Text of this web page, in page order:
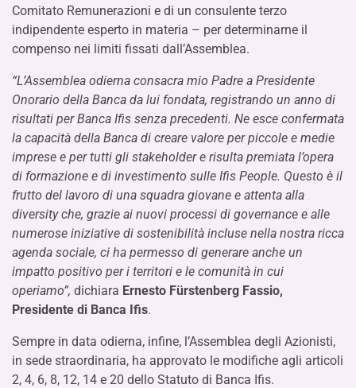
Comitato Remunerazioni e di un consulente terzo
indipendente esperto in materia – per determinarne il
compenso nei limiti fissati dall’Assemblea.
“L’Assemblea odierna consacra mio Padre a Presidente
Onorario della Banca da lui fondata, registrando un anno di
risultati per Banca Ifis senza precedenti. Ne esce confermata
la capacità della Banca di creare valore per piccole e medie
imprese e per tutti gli stakeholder e risulta premiata l’opera
di formazione e di investimento sulle Ifis People. Questo è il
frutto del lavoro di una squadra giovane e attenta alla
diversity che, grazie ai nuovi processi di governance e alle
numerose iniziative di sostenibilità incluse nella nostra ricca
agenda sociale, ci ha permesso di generare anche un
impatto positivo per i territori e le comunità in cui
operiamo”, dichiara Ernesto Fürstenberg Fassio,
Presidente di Banca Ifis.
Sempre in data odierna, infine, l’Assemblea degli Azionisti,
in sede straordinaria, ha approvato le modifiche agli articoli
2, 4, 6, 8, 12, 14 e 20 dello Statuto di Banca Ifis.